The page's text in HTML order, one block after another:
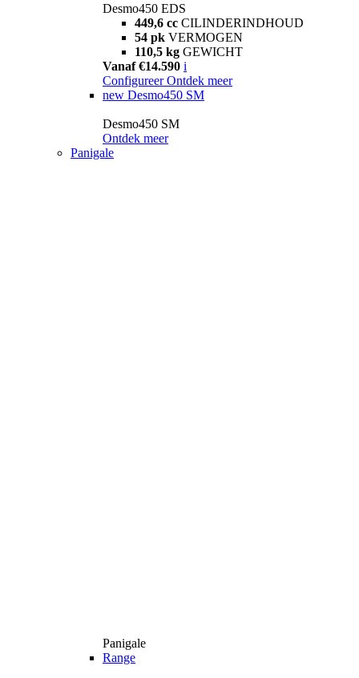
Desmo450 EDS
449,6 cc CILINDERINDHOUD
54 pk VERMOGEN
110,5 kg GEWICHT
Vanaf €14.590 i
Configureer Ontdek meer
new Desmo450 SM
Desmo450 SM
Ontdek meer
Panigale
Panigale
Range